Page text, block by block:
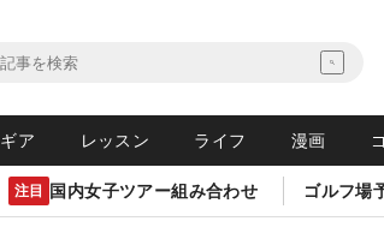
ギア レッスン ライフ 漫画
注目 国内女子ツアー組み合わせ ゴルフ場